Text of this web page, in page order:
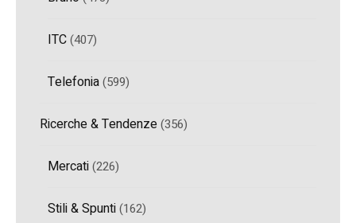
ITC(407)
Telefonia(599)
Ricerche & Tendenze(356)
Mercati(226)
Stili & Spunti(162)